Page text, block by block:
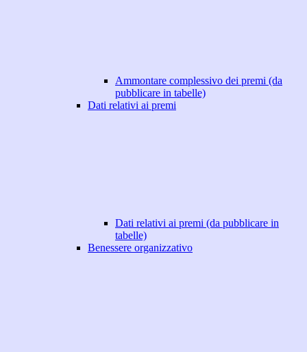
Ammontare complessivo dei premi (da
pubblicare in tabelle)
Dati relativi ai premi
Dati relativi ai premi (da pubblicare in
tabelle)
Benessere organizzativo